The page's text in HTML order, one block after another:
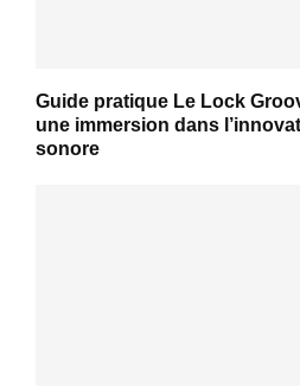
Guide pratique Le Lock
une immersion dans
sonore